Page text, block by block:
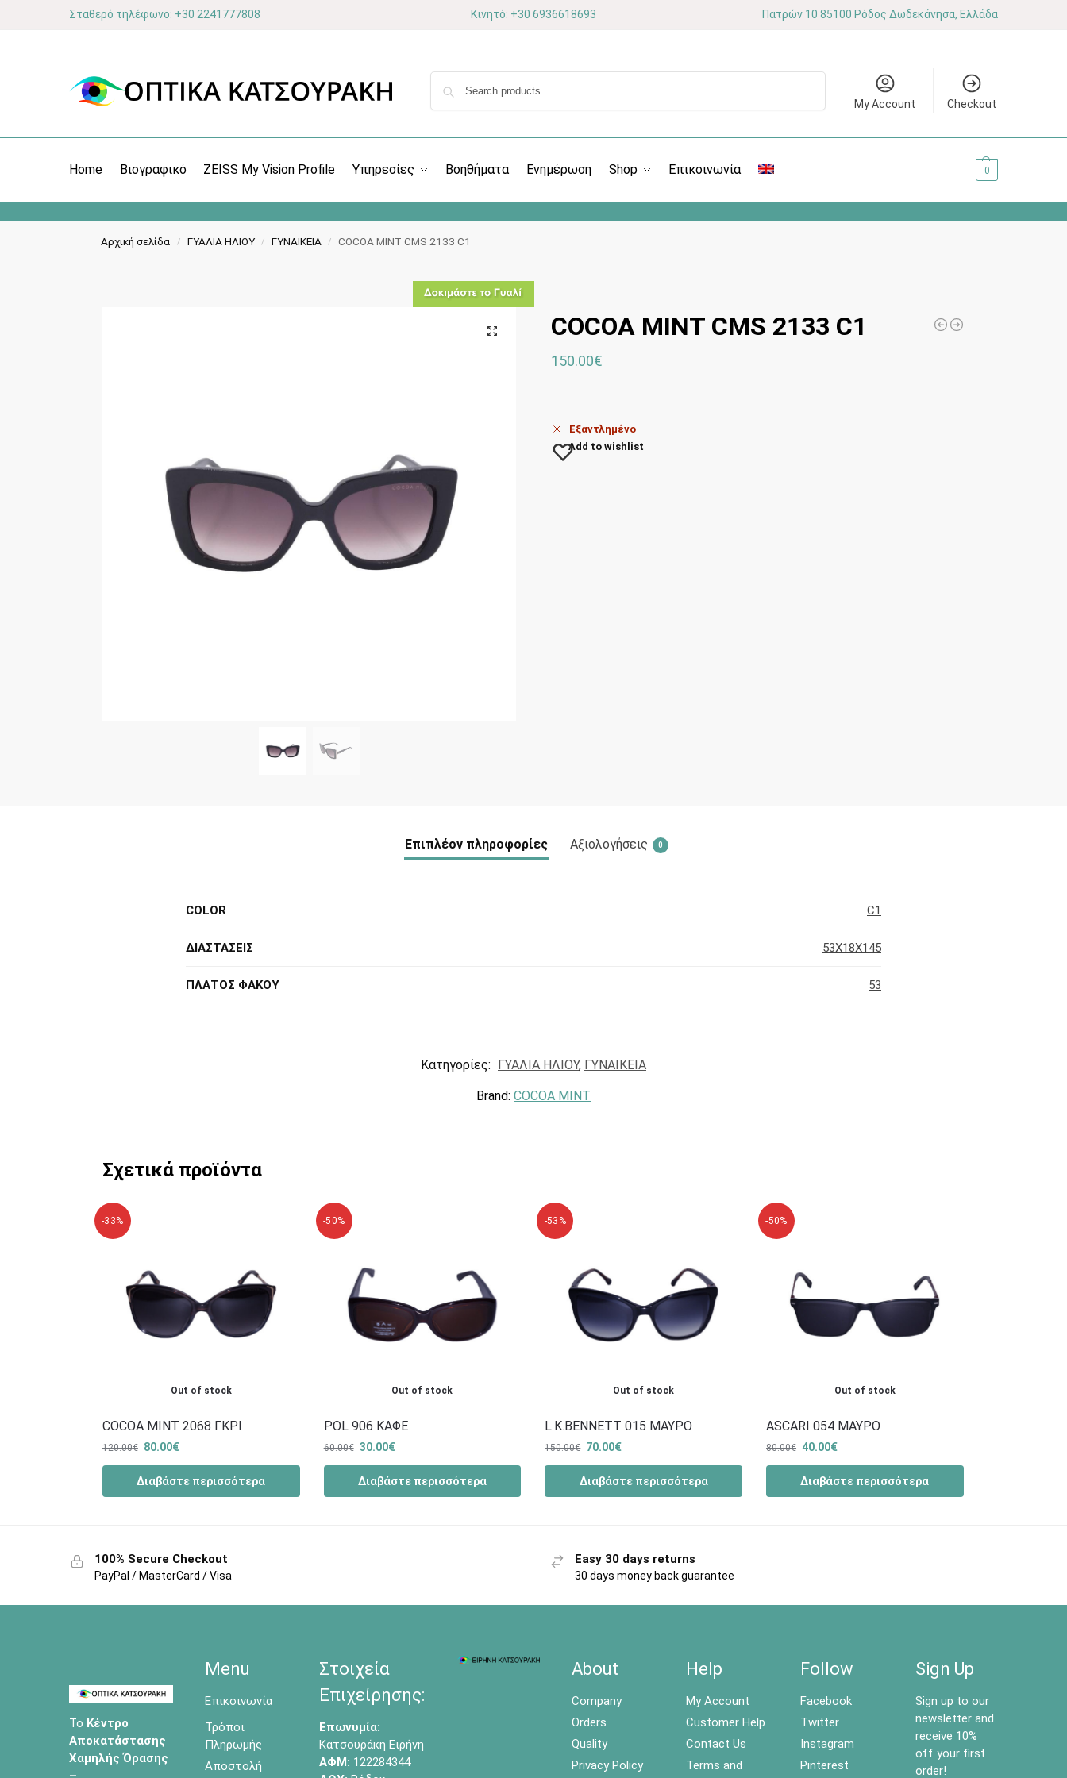
Σταθερό τηλέφωνο: +30 2241777808 Κινητό: +30 6936618693 Πατρών 10 85100 Ρόδος Δωδεκάνησα, Ελλάδα
My Account Checkout
Home Βιογραφικό ZEISS My Vision Profile Υπηρεσίες Βοηθήματα Ενημέρωση Shop Επικοινωνία 0
Αρχική σελίδα / ΓΥΑΛΙΑ ΗΛΙΟΥ / ΓΥΝΑΙΚΕΙΑ / COCOA MINT CMS 2133 C1
COCOA MINT CMS 2133 C1
150.00€
Εξαντλημένο
Add to wishlist
Επιπλέον πληροφορίες Αξιολογήσεις 0
COLOR C1
ΔΙΑΣΤΑΣΕΙΣ 53X18X145
ΠΛΑΤΟΣ ΦΑΚΟΥ 53
Κατηγορίες: ΓΥΑΛΙΑ ΗΛΙΟΥ, ΓΥΝΑΙΚΕΙΑ
Brand: COCOA MINT
Σχετικά προϊόντα
-33%
Out of stock
COCOA MINT 2068 ΓΚΡΙ
120.00€ 80.00€
Διαβάστε περισσότερα
-50%
Out of stock
POL 906 ΚΑΦΕ
60.00€ 30.00€
Διαβάστε περισσότερα
-53%
Out of stock
L.K.BENNETT 015 ΜΑΥΡΟ
150.00€ 70.00€
Διαβάστε περισσότερα
-50%
Out of stock
ASCARI 054 ΜΑΥΡΟ
80.00€ 40.00€
Διαβάστε περισσότερα
100% Secure Checkout
PayPal / MasterCard / Visa
Easy 30 days returns
30 days money back guarantee
Το Κέντρο
Αποκατάστασης
Χαμηλής Όρασης
Menu
Επικοινωνία
Τρόποι
Πληρωμής
Αποστολή
Στοιχεία
Επιχείρησης:
Επωνυμία:
Κατσουράκη Ειρήνη
ΑΦΜ: 122284344
About
Company
Orders
Quality
Privacy Policy
Help
My Account
Customer Help
Contact Us
Terms and
Follow
Facebook
Twitter
Instagram
Pinterest
Sign Up
Sign up to our
newsletter and
receive 10%
off your first
order!